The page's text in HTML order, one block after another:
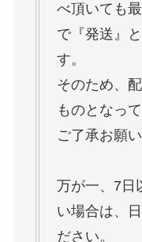
べ頂いても
で『発送』
す。
そのため、
ものとなっ
ご了承お願
万が一、7日
い場合は、
ださい。